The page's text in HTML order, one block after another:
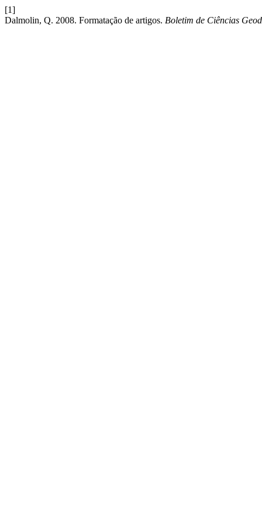
[1]
Dalmolin, Q. 2008. Formatação de artigos. Boletim de Ciências